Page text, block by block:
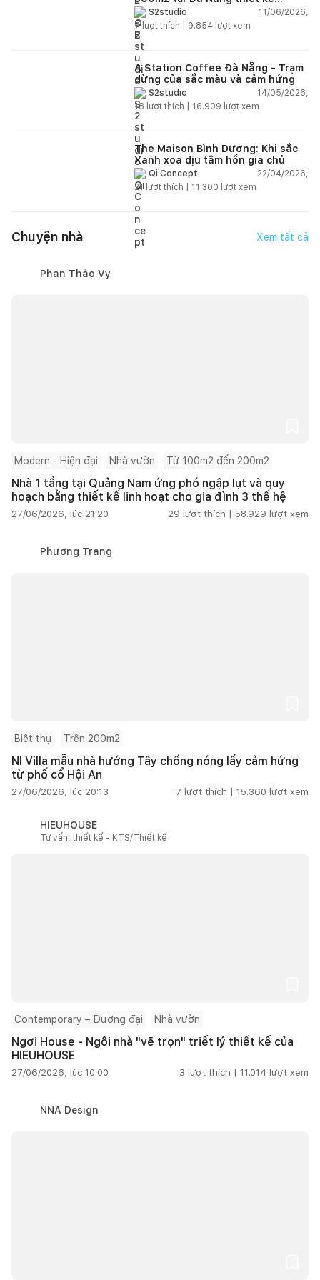
Cả nhà có ấn tượng với cách xử lý góc vòm cong hay hệ
ghế băng bên cửa sổ không? Hãy cùng chia sẻ cảm nghĩ
phong cách công nghiệp hiện đại
ngập tràn ánh sáng tự nhiên
S2studio
11/06/2026,
7lượt thích | 9.854 lượt xem
A Station Coffee Đà Nẵng - Trạm
dừng của sắc màu và cảm hứng
S2studio
14/05/2026,
18 lượt thích | 16.909 lượt xem
The Maison Bình Dương: Khi sắc
Xanh xoa dịu tâm hồn gia chủ
Qi Concept
22/04/2026,
21lượt thích | 11.300 lượt xem
Chuyện nhà Xem tất cả
Phan Thảo Vy
Modern - Hiện đại Nhà vườn Từ 100m2 đến 200m2
Nhà 1 tầng tại Quảng Nam ứng phó ngập lụt và quy
hoạch bằng thiết kế linh hoạt cho gia đình 3 thế hệ
27/06/2026, lúc 21:20 29 lượt thích | 58.929 lượt xem
Phương Trang
Biệt thự Trên 200m2
NI Villa mẫu nhà hướng Tây chống nóng lấy cảm hứng
từ phố cổ Hội An
27/06/2026, lúc 20:13 7 lượt thích | 15.360 lượt xem
HIEUHOUSE
Tư vấn, thiết kế - KTS/Thiết kế
Contemporary – Đương đại Nhà vườn
Ngơi House - Ngôi nhà "vẽ trọn" triết lý thiết kế của
HIEUHOUSE
27/06/2026, lúc 10:00 3 lượt thích | 11.014 lượt xem
NNA Design